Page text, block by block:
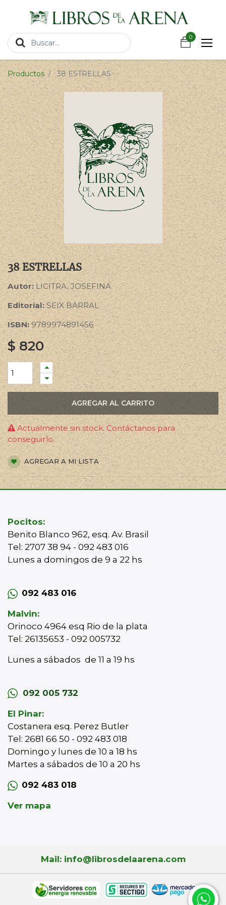
0
0
Productos 38 ESTRELLAS
38 ESTRELLAS
Autor: LICITRA, JOSEFINA
Editorial:SEIX BARRAL
ISBN: 9789974891456
$820
AGREGAR AL CARRITO
Actualmente sin stock. Contáctanos para
conseguirlo.
AGREGAR A MI LISTA
Pocitos:
Benito Blanco 962, esq. Av. Brasil
Tel: 2707 38 94 - 092 483 016
Lunes a domingos de 9 a 22 hs
092 483 016
Malvin:
Orinoco 4964 esq Rio de la plata
Tel: 26135653 - 092 005732
Lunes a sábados de 11 a 19 hs
092 005 732
El Pinar:
Costanera esq. Perez Butler
Tel: 2681 66 50 - 092 483 018
Domingo y lunes de 10 a 18 hs
Martes a sábados de 10 a 20 hs
092 483 018
Ver mapa
Mail: info@librosdelaarena.com